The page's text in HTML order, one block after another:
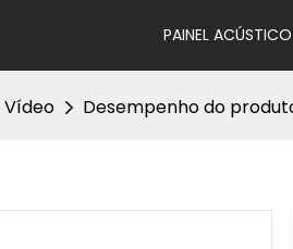
PAINEL ACÚSTICO
Vídeo Desempenho do